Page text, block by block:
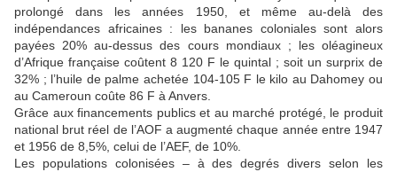
prolongé dans les années 1950, et même au-delà des
indépendances africaines : les bananes coloniales sont alors
payées 20% au-dessus des cours mondiaux ; les oléagineux
d’Afrique française coûtent 8 120 F le quintal ; soit un surprix de
32% ; l’huile de palme achetée 104-105 F le kilo au Dahomey ou
au Cameroun coûte 86 F à Anvers.
Grâce aux financements publics et au marché protégé, le produit
national brut réel de l’AOF a augmenté chaque année entre 1947
et 1956 de 8,5%, celui de l’AEF, de 10%.
Les populations colonisées – à des degrés divers selon les